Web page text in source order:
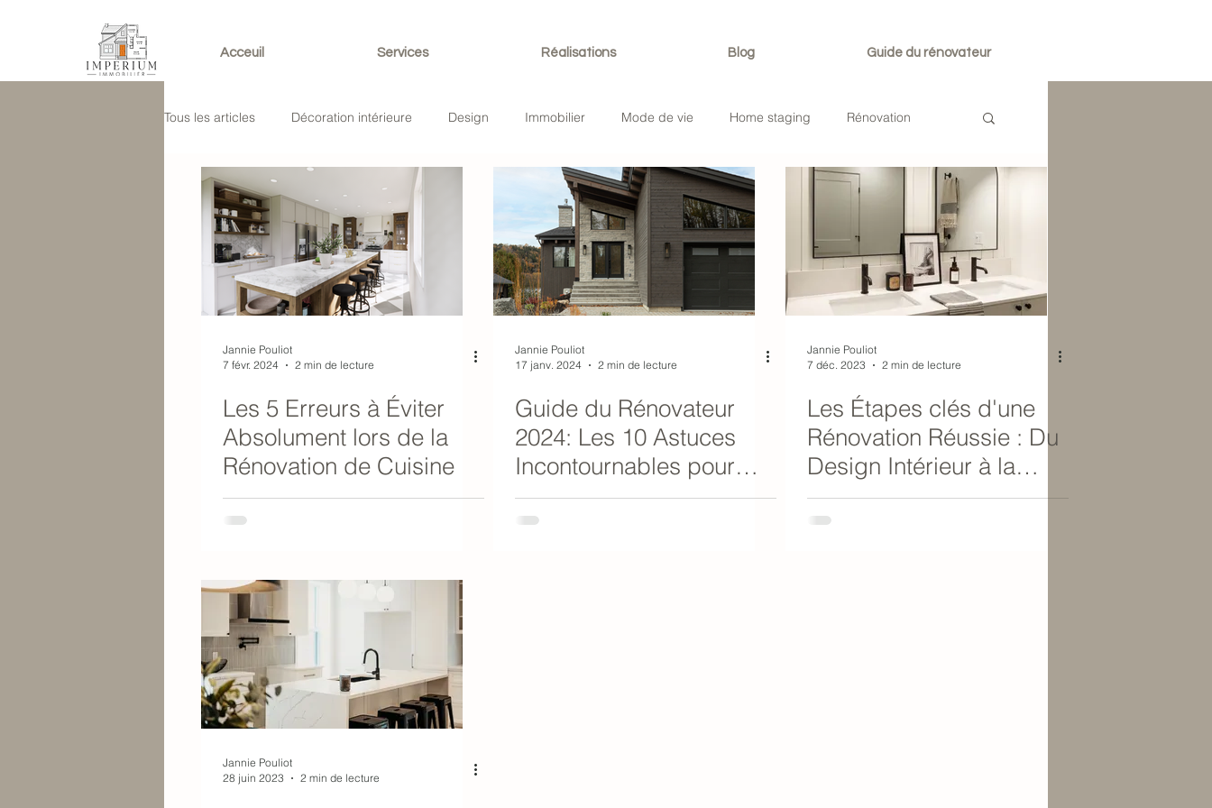
Acceuil Services Réalisations Blog Guide du rénovateur
Tous les articles Décoration intérieure Design Immobilier Mode de vie Home staging Rénovation
Jannie Pouliot
7 févr. 2024
2 min de lecture
Les 5 Erreurs à Éviter
Absolument lors de la
Rénovation de Cuisine
Jannie Pouliot
17 janv. 2024
2 min de lecture
Guide du Rénovateur
2024: Les 10 Astuces
Incontournables pour
une Rénovation Réussie
Jannie Pouliot
7 déc. 2023
2 min de lecture
Les Étapes clés d'une
Rénovation Réussie : Du
Design Intérieur à la
Gestion de Projet
Jannie Pouliot
28 juin 2023
2 min de lecture